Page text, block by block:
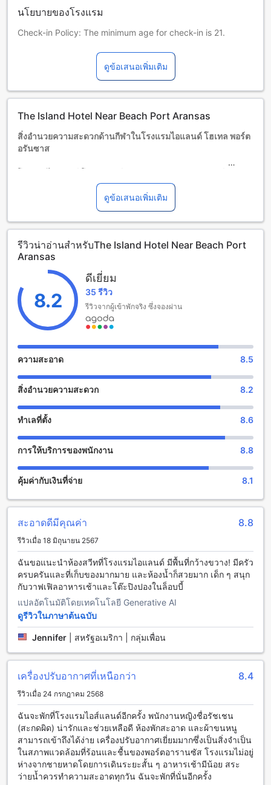
นโยบายของโรงแรม
Check-in Policy: The minimum age for check-in is 21.
ในการปฏิเสธการให้บริการแก่บุคคลใดก็ตาม ฝ่ายบริหารไม่รับผิด
ชอบต่ออุบัติเหตุหรือการบาดเจ็บของผู้เข้าพัก หรือการสูญหายของ
เงิน เครื่องประดับ หรือทรัพย์สินมีค่าใด ๆ ฝ่ายบริหารไม่รับผิดชอบ
ต่อสิ่งของใด ๆ ที่ทิ้งไว้ในห้อง
ธรรมเนียมสัตว์เลี้ยง USD 50 ต่อการเข้าพัก สำหรับการเข้าพักไม่
เกิน 7 คืน
การขอเช็คอินก่อนเวลาและเช็คเอาต์ล่าช้าขึ้นอยู่กับห้องว่าง และ
อาจมีค่าใช้จ่าย
ร้านสะดวกซื้อ: มีมินิมาร์ทภายในที่พักสำหรับซื้อของว่าง เครื่อง
Swimming Pool: Enjoy access to our outdoor swimming
pool, open year-round for your relaxation and enjoyment.
Recreation & Entertainment: Ping pong and pool tables are
available on-site for guests to enjoy.
สิ่งอำนวยความสะดวก: มีเครื่องทำน้ำแข็งภายในที่พักสำหรับผู้
เข้าพักใช้งาน
Group Booking Policy: When booking more than 5 rooms,
different policies and additional supplements may apply.
เด็กและเตียงเสริม
เด็กทารกอายุ 0-2 ปี (รวมอายุ 2 ปี)
พักฟรี หากใช้เตียงที่มีอยู่ หมายเหตุ: หากต้องการใช้เตียงเด็ก อาจ
มีค่าใช้จ่ายเพิ่มเติม โดยบริการจะขึ้นอยู่กับความพร้อมของที่พัก
ต้องใช้เตียงเสริม
ผู้เข้าพักอายุ 18 ปีขึ้นไปถือเป็นผู้ใหญ่
จำนวนผู้เข้าพักที่กำหนดในแต่ละห้องสำหรับข้อมูลเพิ่มเติม
โปรดทราบว่า เมื่อจองห้องพักมากกว่า 5 ห้องขึ้นไป อาจมีการใช้
นโยบายที่แตกต่างหรือเงื่อนไขเพิ่มเติม
ดูข้อเสนอเพิ่มเติม
The Island Hotel Near Beach Port Aransas
สิ่งอำนวยความสะดวกด้านกีฬาในโรงแรมไอแลนด์ โฮเทล พอร์ต
อรันซาส
ที่สมบูรณ์แบบด้วยสิ่งอำนวยความสะดวกด้านกีฬาในร่มที่ทันสมัย
และสะดวกสบาย สำหรับผู้ที่ชื่นชอบการว่ายน้ำและออกกำลังกาย
ในสภาพแวดล้อมที่เป็นส่วนตัวและปลอดภัย โรงแรมมีสระว่ายน้ำ
ในร่มที่เปิดให้บริการตลอดทั้งปี ให้คุณสามารถผ่อนคลายและเติม
พลังได้ทุกเมื่อ ไม่ว่าจะเป็นการว่ายน้ำเพื่อสุขภาพหรือการพักผ่อน
ในบรรยากาศเงียบสงบ สระว่ายน้ำในร่มนี้เป็นสถานที่ที่เหมาะ
สำหรับทุกเพศทุกวัยที่ต้องการความสนุกสนานและความผ่อน
สิ่งอำนวยความสะดวกด้านอาหารที่โรงแรมเกาะพอร์ตอรันซาส
โรงแรมเกาะพอร์ตอรันซาสมอบประสบการณ์การรับประทาน
อาหารที่ผ่อนคลายและสะดวกสบายสำหรับแขกผู้เข้าพัก ด้วยร้าน
เช้า นอกจากนี้ โรงแรมยังมีบริการอาหารเช้าสไตล์คอนติเนนทัล
ที่หลากหลายและอร่อย ซึ่งรวมถึงขนมปังปิ้ง ผลไม้สด และอาหาร
นี้เป็นจุดเริ่มต้นที่สมบูรณ์แบบสำหรับการผจญภัยในพอร์ตอรันซา
สำรวจความงดงามของพอร์ตอรันซัส เมืองชายหาดที่ไม่ควรพลาด
พอร์ตอรันซัส ตั้งอยู่บนชายฝั่งทะเลอ่าวเม็กซิโกในรัฐเท็กซัส เป็น
จุดหมายปลายทางที่เต็มไปด้วยเสน่ห์ของชายหาดที่ขาวละเอียด
และน้ำทะเลใสสะอาด เหมาะสำหรับผู้ที่ชื่นชอบกิจกรรมทางน้ำ
พระอาทิตย์ตกดินที่งดงาม ซึ่งเป็นภาพที่ไม่ควรพลาดเมื่อมาเยือน
เมืองนี้ นอกจากนี้ยังมีร้านอาหารและบูติกเล็กๆ ที่เต็มไปด้วยของที่
ระลึกและอาหารทะเลสดใหม่ ให้คุณได้สัมผัสประสบการณ์ท้องถิ่น
อย่างแท้จริง
วิธีเดินทางจากสนามบินใกล้พอร์ตอรันซาสสู่เกาะโรงแรมพอร์ต
อรันซาส
หากคุณเดินทางมาถึงสนามบินนานาชาติอาร์ลิงตัน (Austin-
Bergstrom International Airport) หรือสนามบินนานาชาติเซา
เทิร์นแนช (Corpus Christi International Airport) ซึ่งเป็นสนาม
บินใกล้พอร์ตอรันซาส คุณสามารถเลือกใช้บริการรถแท็กซี่ รถรับ
ส่งส่วนตัว หรือเช่ารถยนต์เพื่อเดินทางต่อไปยังเกาะโรงแรมพอร์ต
อรันซาสได้อย่างสะดวกสบาย ระยะทางจากสนามบินอาร์ลิงตัน
ประมาณ 2 ชั่วโมงครึ่ง และจากสนามบินคอร์ปัส คริสตี้ประมาณ
45 นาที ถึง 1 ชั่วโมง ขึ้นอยู่กับสภาพการจราจร การเดินทางด้วย
รถเช่าเป็นทางเลือกที่ดีสำหรับผู้ที่ต้องการความอิสระในการ
สำรวจพื้นที่รอบๆ พร้อมทั้งสามารถวางแผนการเดินทางได้ตามใจ
ชอบ
เมื่อมาถึงพอร์ตอรันซาสแล้ว การเดินทางเข้าสู่เกาะโรงแรมพอร์ต
อรันซาสก็ง่ายและรวดเร็ว คุณสามารถใช้บริการรถรับส่งของ
โรงแรม หรือเช่ารถยนต์เพิ่มเพื่อความสะดวกสบายในการเดินทาง
ดูข้อเสนอเพิ่มเติม
รีวิวน่าอ่านสำหรับThe Island Hotel Near Beach Port
Aransas
8.2
ดีเยี่ยม
35 รีวิว
รีวิวจากผู้เข้าพักจริง ซึ่งจองผ่าน
ความสะอาด 8.5
สิ่งอำนวยความสะดวก 8.2
ทำเลที่ตั้ง 8.6
การให้บริการของพนักงาน 8.8
คุ้มค่ากับเงินที่จ่าย 8.1
สะอาดดีมีคุณค่า 8.8
รีวิวเมื่อ 18 มิถุนายน 2567
ฉันขอแนะนำห้องสวีทที่โรงแรมไอแลนด์ มีพื้นที่กว้างขวาง! มีครัว
ครบครันและที่เก็บของมากมาย และห้องน้ำก็สวยมาก เด็ก ๆ สนุก
กับวาฟเฟิลอาหารเช้าและโต๊ะปิงปองในล็อบบี้
แปลอัตโนมัติโดยเทคโนโลยี Generative AI
ดูรีวิวในภาษาต้นฉบับ
Jennifer สหรัฐอเมริกา | กลุ่มเพื่อน
เครื่องปรับอากาศที่เหนือกว่า 8.4
รีวิวเมื่อ 24 กรกฎาคม 2568
ฉันจะพักที่โรงแรมไอส์แลนด์อีกครั้ง พนักงานหญิงชื่อรัชเชน
(สะกดผิด) น่ารักและช่วยเหลือดี ห้องพักสะอาด และผ้าขนหนู
สามารถเข้าถึงได้ง่าย เครื่องปรับอากาศเยี่ยมมากซึ่งเป็นสิ่งจำเป็น
ในสภาพแวดล้อมที่ร้อนและชื้นของพอร์ตอารานซัส โรงแรมไม่อยู่
ห่างจากชายหาดโดยการเดินระยะสั้น ๆ อาหารเช้ามีน้อย สระ
ว่ายน้ำควรทำความสะอาดทุกวัน ฉันจะพักที่นั่นอีกครั้ง